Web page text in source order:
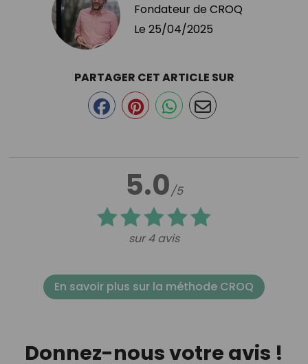
Fondateur de CROQ
Le 25/04/2025
5.0/5
sur 4 avis
PARTAGER CET ARTICLE SUR
En savoir plus sur la méthode CROQ
Donnez-nous votre avis !